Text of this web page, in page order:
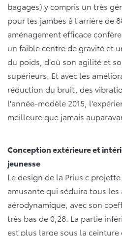
bagages) y compris un très
pour les jambes à l'arrière de
aménagement efficace
un faible centre de gravité et
du poids, d’où son agilité et
supérieurs. Et avec les
réduction du bruit, des
l'année-modèle 2015,
meilleure que jamais
Conception extérieure et
jeunesse
Le design de la Prius c
amusante qui séduira tous les
aérodynamique, avec son
très bas de 0,28. La partie
est plus large sous la ceinture